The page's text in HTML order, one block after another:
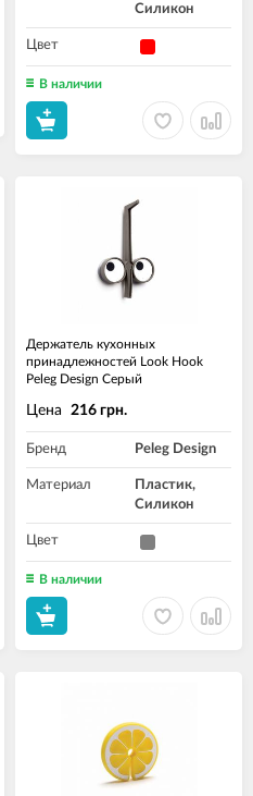
Силикон
Цвет
В наличии
Держатель кухонных
принадлежностей Look Hook
Peleg Design Серый
Цена 216 грн.
Бренд Peleg Design
Материал
Пластик,
Силикон
Цвет
В наличии